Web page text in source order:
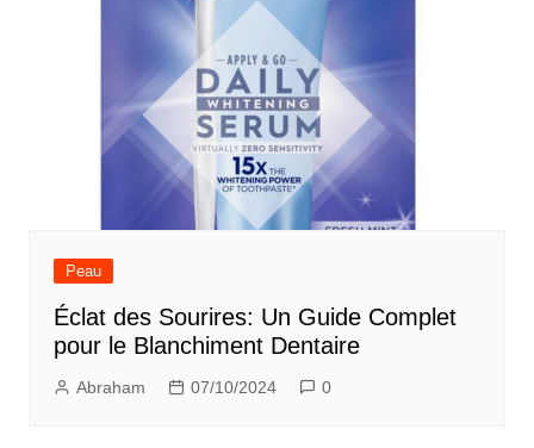
Peau
Éclat des Sourires: Un Guide Complet
pour le Blanchiment Dentaire
Abraham 07/10/2024 0